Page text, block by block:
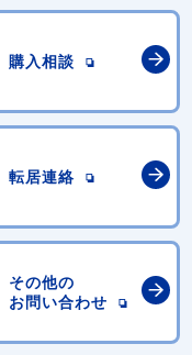
購入相談
転居連絡
その他の
お問い合わせ